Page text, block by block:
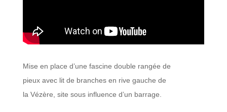
Mise en place d’une fascine double rangée de
pieux avec lit de branches en rive gauche de
la Vézère, site sous influence d’un barrage.